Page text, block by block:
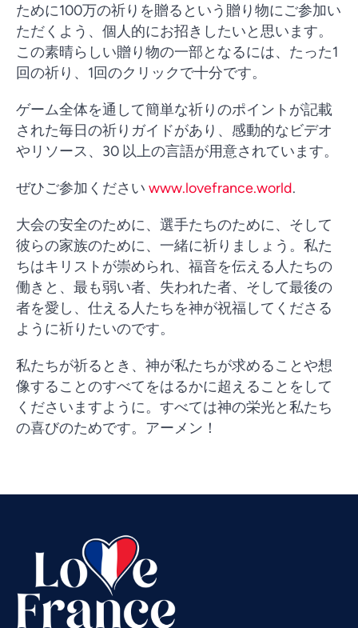
ために100万の祈りを贈るという贈り物にご参加い
ただくよう、個人的にお招きしたいと思います。
この素晴らしい贈り物の一部となるには、たった1
回の祈り、1回のクリックで十分です。
ゲーム全体を通して簡単な祈りのポイントが記載
された毎日の祈りガイドがあり、感動的なビデオ
やリソース、30 以上の言語が用意されています。
ぜひご参加ください www.lovefrance.world.
大会の安全のために、選手たちのために、そして
彼らの家族のために、一緒に祈りましょう。私た
ちはキリストが崇められ、福音を伝える人たちの
働きと、最も弱い者、失われた者、そして最後の
者を愛し、仕える人たちを神が祝福してくださる
ように祈りたいのです。
私たちが祈るとき、神が私たちが求めることや想
像することのすべてをはるかに超えることをして
くださいますように。すべては神の栄光と私たち
の喜びのためです。アーメン！